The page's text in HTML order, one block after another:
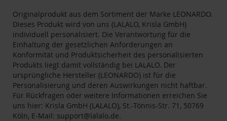
Originalprodukt aus dem Sortiment der Marke LEONARDO.
Dieses Produkt wird von uns (LALALO, Krisla GmbH)
individuell personalisiert. Die Verantwortung für die
Einhaltung der gesetzlichen Anforderungen an
Konformität und Produktsicherheit des personalisierten
Produkts liegt damit vollständig bei LALALO. Der
ursprüngliche Hersteller (LEONARDO) ist für die
Personalisierung und deren Auswirkungen nicht haftbar.
Für Rückfragen oder weitere Informationen erreichen Sie
uns hier: Krisla GmbH (LALALO), St.-Tönnis-Str. 71, 50769
Köln, E-Mail: support@lalalo.de.